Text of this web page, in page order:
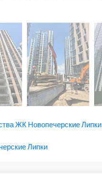
ЖК Новопечерские Липки
Липки